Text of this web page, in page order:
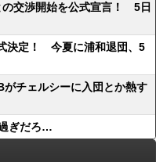
の交渉開始を公式宣言！ 5日
決定！ 今夏に浦和退団、5
チェルシーに入団とか熱す
ぎだろ…